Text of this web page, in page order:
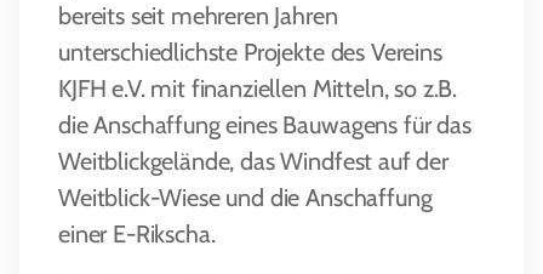
bereits seit mehreren Jahren
unterschiedlichste Projekte des Vereins
KJFH e.V. mit finanziellen Mitteln, so z.B.
die Anschaffung eines Bauwagens für das
Weitblickgelände, das Windfest auf der
Weitblick-Wiese und die Anschaffung
einer E-Rikscha.